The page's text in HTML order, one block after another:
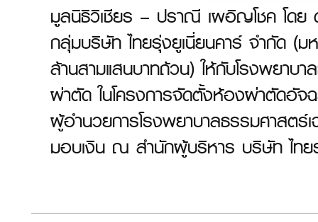
มูลนิธิวิเชียร – ปราณี เผอิญโชค โดย
กลุ่มบริษัท ไทยรุ่งยูเนี่ยนคาร์ จำกัด (
ล้านสามแสนบาทถ้วน) ให้กับโรงพยาบ
ผ่าตัด ในโครงการจัดตั้งห้องผ่าตัดอั
ผู้อำนวยการโรงพยาบาลธรรมศาสตร์เ
มอบเงิน ณ สำนักผู้บริหาร บริษัท ไทย